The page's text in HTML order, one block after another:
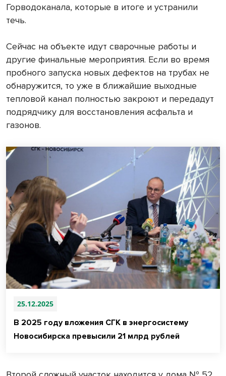
Горводоканала, которые в итоге и устранили
течь.
Сейчас на объекте идут сварочные работы и
другие финальные мероприятия. Если во время
пробного запуска новых дефектов на трубах не
обнаружится, то уже в ближайшие выходные
тепловой канал полностью закроют и передадут
подрядчику для восстановления асфальта и
газонов.
25.12.2025
В 2025 году вложения СГК в энергосистему
Новосибирска превысили 21 млрд рублей